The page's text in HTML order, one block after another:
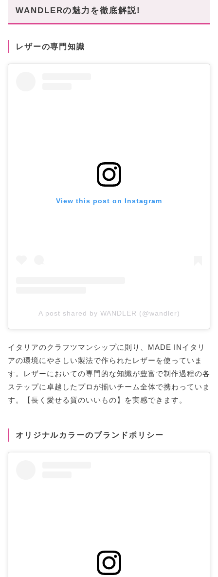
WANDLERの魅力を徹底解説!
レザーの専門知識
View this post on Instagram
A post shared by WANDLER (@wandler)
イタリアのクラフツマンシップに則り、MADE INイタリ
アの環境にやさしい製法で作られたレザーを使っていま
す。レザーにおいての専門的な知識が豊富で制作過程の各
ステップに卓越したプロが揃いチーム全体で携わっていま
す。【長く愛せる質のいいもの】を実感できます。
オリジナルカラーのブランドポリシー